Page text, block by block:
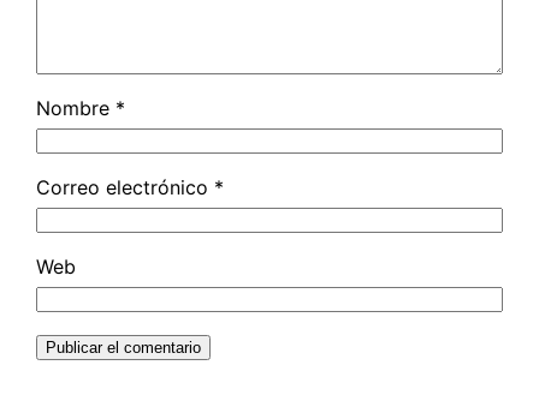
Nombre *
Correo electrónico *
Web